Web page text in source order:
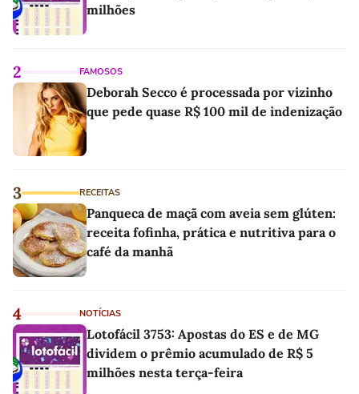
milhões
2 FAMOSOS
Deborah Secco é processada por vizinho
que pede quase R$ 100 mil de indenização
3 RECEITAS
Panqueca de maçã com aveia sem glúten:
receita fofinha, prática e nutritiva para o
café da manhã
4 NOTÍCIAS
Lotofácil 3753: Apostas do ES e de MG
dividem o prêmio acumulado de R$ 5
milhões nesta terça-feira